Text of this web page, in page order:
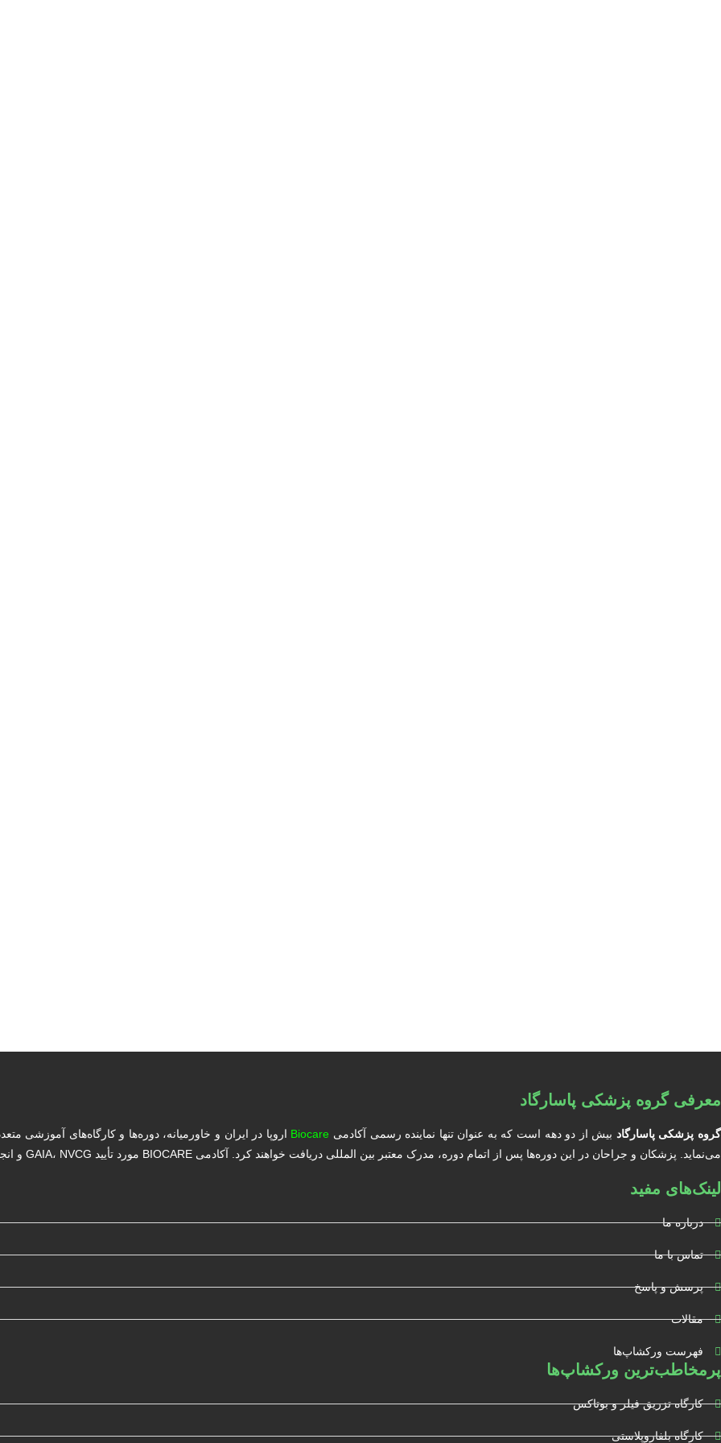
معرفی گروه پزشکی پاسارگاد
گروه پزشکی پاسارگاد بیش از دو دهه است که به عنوان تنها نماینده رسمی آکادمی Biocare اروپا در ایران و خاورمیانه، دوره‌ها و کارگاه‌های آموزشی
می‌نماید. پزشکان و جراحان در این دوره‌ها پس از اتمام دوره، مدرک معتبر بین المللی دریافت خواهند کرد. آکادمی BIOCARE مورد تأیید GAIA، NVCG و انجمن سلطنتی پزشکی اروپا می‌باشد.
لینک‌های مفید
درباره ما
تماس با ما
پرسش و پاسخ
مقالات
فهرست ورکشاپ‌ها
پرمخاطب‌ترین ورکشاپ‌ها
کارگاه تزریق فیلر و بوتاکس
کارگاه بلفاروپلاستی